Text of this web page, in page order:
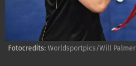
Fotocredits:Worldsportpics/Will Palmer